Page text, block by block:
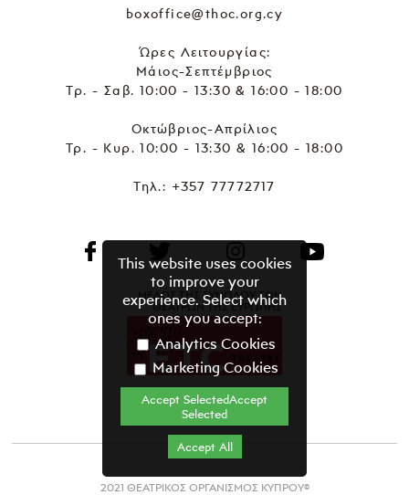
boxoffice@thoc.org.cy
Ώρες Λειτουργίας:
Μάιος-Σεπτέμβριος
Τρ. - Σαβ. 10:00 - 13:30 & 16:00 - 18:00
Οκτώβριος-Απρίλιος
Τρ. - Κυρ. 10:00 - 13:30 & 16:00 - 18:00
Τηλ.: +357 77772717
ΜΕΛΟΣ ΤΗΣ ΣΥΝΟΔΟΥ ΤΩΝ
ΘΕΑΤΡΩΝ ΤΗΣ ΕΥΡΩΠΗΣ
2021 ΘΕΑΤΡΙΚΟΣ ΟΡΓΑΝΙΣΜΟΣ ΚΥΠΡΟΥ©
This website uses cookies
to improve your
experience. Select which
ones you accept:
Analytics Cookies
Marketing Cookies
Accept SelectedAccept
Selected
Accept All